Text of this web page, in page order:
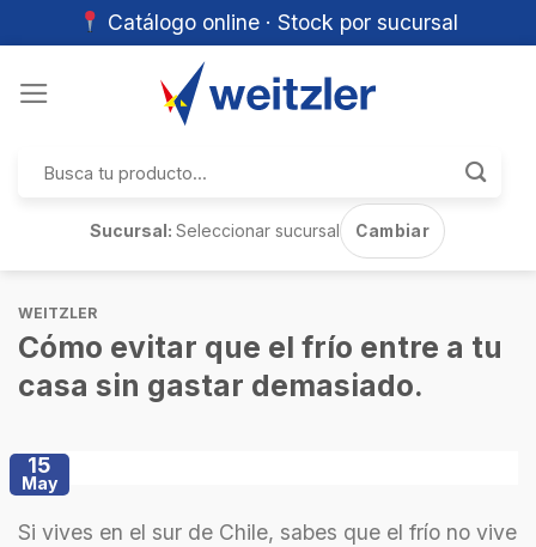
Catálogo online · Stock por sucursal
por:
Sucursal:Seleccionar sucursal Cambiar
WEITZLER
Cómo evitar que el frío entre a tu
casa sin gastar demasiado.
15
May
Si vives en el sur de Chile, sabes que el frío no vive